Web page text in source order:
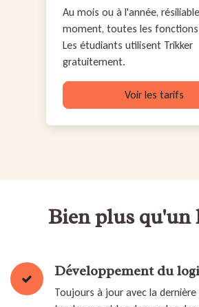
Au mois ou à l'année,
moment, toutes les fonctions
Les étudiants utilisent Trikker
gratuitement.
Voir les tarifs
Bien plus qu'un
Développement du
Toujours à jour avec la